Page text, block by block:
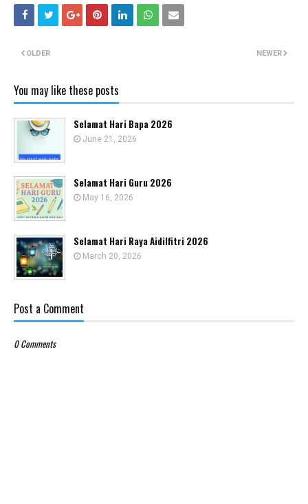
NEWER
OLDER
You may like these posts
Selamat Hari Bapa 2026
June 21, 2026
Selamat Hari Guru 2026
May 16, 2026
Selamat Hari Raya Aidilfitri 2026
March 20, 2026
Post a Comment
0 Comments